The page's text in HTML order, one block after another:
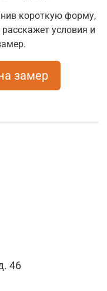
короткую форму,
условия и
замер
46